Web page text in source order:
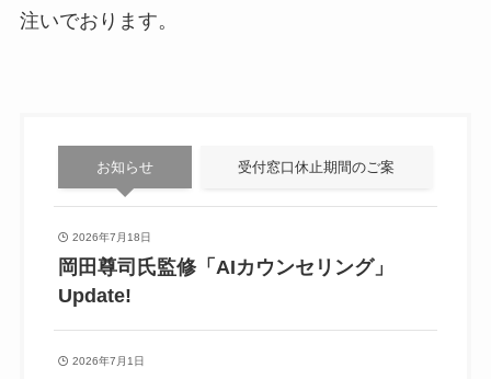
注いでおります。
お知らせ 受付窓口休止期間のご案
2026年7月18日
岡田尊司氏監修「AIカウンセリング」
Update!
2026年7月1日